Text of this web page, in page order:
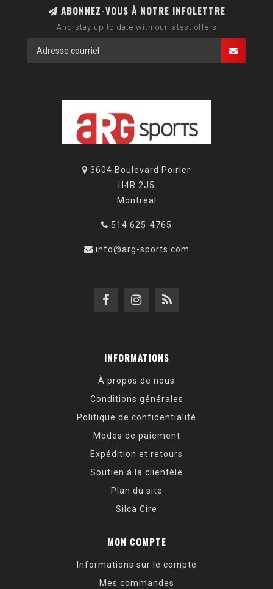
ABONNEZ-VOUS À NOTRE INFOLETTRE
And stay up to date with our latest offers
3604 Boulevard Poirier
H4R 2J5
Montréal
514 625-4765
info@arg-sports.com
INFORMATIONS
À propos de nous
Conditions générales
Politique de confidentialité
Modes de paiement
Expédition et retours
Soutien à la clientèle
Plan du site
Silca Cire
MON COMPTE
Informations sur le compte
Mes commandes